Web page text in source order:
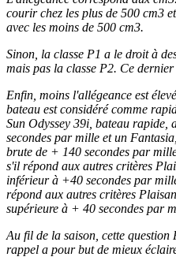
courir chez les plus de 500 cm3
avec les moins de 500 cm3.
Sinon, la classe P1 a le droit à
mais pas la classe P2. Ce
Enfin, moins l'allégeance est
bateau est considéré comme
Sun Odyssey 39i, bateau rapide,
secondes par mille et un
brute de + 140 secondes par
s'il répond aux autres critères
inférieur à +40 secondes par
répond aux autres critères
supérieure à + 40 secondes par
Au fil de la saison, cette question
rappel a pour but de mieux